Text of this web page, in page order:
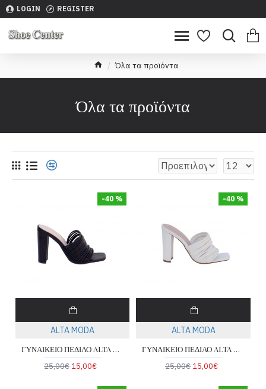
LOGIN REGISTER
Όλα τα προϊόντα
Όλα τα προϊόντα
-40 %
ALTA MODA
ΓΥΝΑΙΚΕΙΟ ΠΕΔΙΛΟ ALTA MODA 1171
25,00€ 15,00€
-40 %
ALTA MODA
ΓΥΝΑΙΚΕΙΟ ΠΕΔΙΛΟ ALTA MODA 1171
25,00€ 15,00€